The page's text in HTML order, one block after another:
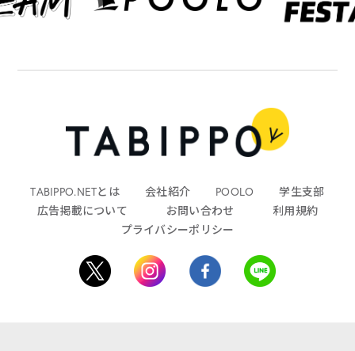
TABIPPO.NETとは 会社紹介 POOLO
学生支部
広告掲載について
お問い合わせ
利用規約
プライバシーポリシー